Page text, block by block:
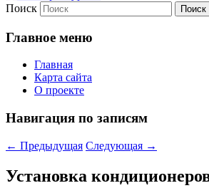
Поиск
Главное меню
Главная
Карта сайта
О проекте
Навигация по записям
← Предыдущая Следующая →
Установка